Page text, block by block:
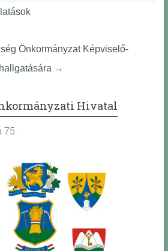
Önkormányzat Képviselő-
→
Hivatal
75.